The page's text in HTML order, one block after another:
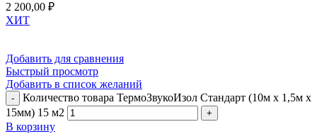
2 200,00 ₽
ХИТ
Добавить для сравнения
Быстрый просмотр
Добавить в список желаний
Количество товара ТермоЗвукоИзол Стандарт (10м х 1,5м х
15мм) 15 м2
В корзину